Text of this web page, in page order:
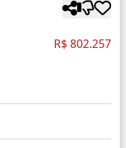
R$ 802.257